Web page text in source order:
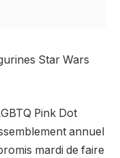
Star Wars
Pink Dot
annuel
mardi de faire